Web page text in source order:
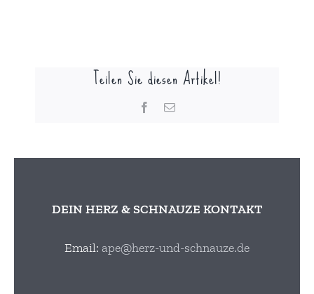
Teilen Sie diesen Artikel!
Facebook
E-
DEIN HERZ & SCHNAUZE KONTAKT
Email: ape@herz-und-schnauze.de